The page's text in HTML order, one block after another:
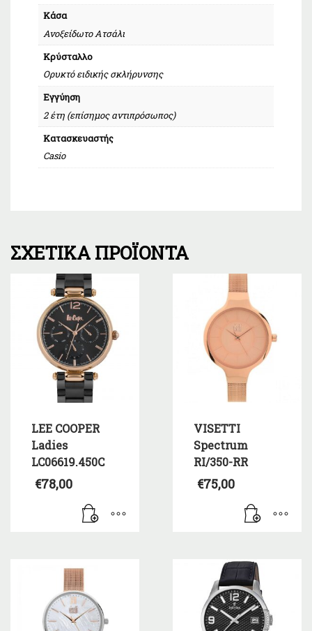
Κάσα
Ανοξείδωτο Ατσάλι
Κρύσταλλο
Ορυκτό ειδικής σκλήρυνσης
Εγγύηση
2 έτη (επίσημος αντιπρόσωπος)
Κατασκευαστής
Casio
ΣΧΕΤΙΚΆ ΠΡΟΪΌΝΤΑ
LEE COOPER
Ladies
LC06619.450C
€78,00
VISETTI
Spectrum
RI/350-RR
€75,00